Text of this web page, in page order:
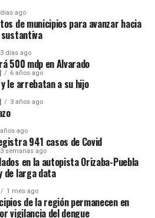
y estatales.
responsables no han
las investigaciones ni la
específicas. El
continúa conforme a los
establecidos,
Estado sostiene que el objetivo
con mayor transparencia,
servicio educativo para la
en una evaluación para
las afectaciones y definir
recuperar la estabilidad del
García de la Cadena
huevo importado, al señalar que
Estados Unidos hasta
podría romperse la cadena
la frescura del producto.
la frontera, es almacenado en
distribuido hacia estados
el tiempo de traslado puede
ago
de municipios para avanzar hacia
3 días ago
500 mdp en Alvarado
6 años ago
le arrebatan a su hijo
3 años ago
ago
941 casos de Covid
3 semanas ago
en la autopista Orizaba-Puebla
de larga data
1 mes ago
de la región permanecen en
vigilancia del dengue